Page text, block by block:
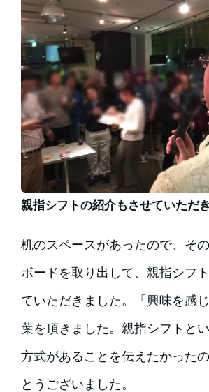
親指シフトの紹介もさせていただき
机のスペースがあったので、そ
ボードを取り出して、親指シフ
ていただきました。「興味を感
葉を頂きました。親指シフトと
方式があることを伝えたかった
とうございました。